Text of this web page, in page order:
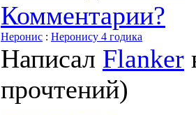
Комментарии?
Неронис : Неронису 4 годика
Написал Flanker
прочтений)